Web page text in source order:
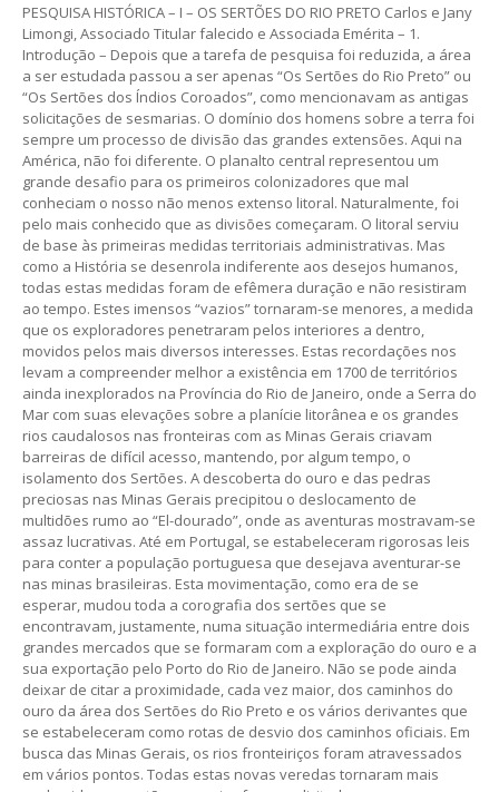
PESQUISA HISTÓRICA – I – OS SERTÕES DO RIO PRETO Carlos e Jany
Limongi, Associado Titular falecido e Associada Emérita – 1.
Introdução – Depois que a tarefa de pesquisa foi reduzida, a área
a ser estudada passou a ser apenas “Os Sertões do Rio Preto” ou
“Os Sertões dos Índios Coroados”, como mencionavam as antigas
solicitações de sesmarias. O domínio dos homens sobre a terra foi
sempre um processo de divisão das grandes extensões. Aqui na
América, não foi diferente. O planalto central representou um
grande desafio para os primeiros colonizadores que mal
conheciam o nosso não menos extenso litoral. Naturalmente, foi
pelo mais conhecido que as divisões começaram. O litoral serviu
de base às primeiras medidas territoriais administrativas. Mas
como a História se desenrola indiferente aos desejos humanos,
todas estas medidas foram de efêmera duração e não resistiram
ao tempo. Estes imensos “vazios” tornaram-se menores, a medida
que os exploradores penetraram pelos interiores a dentro,
movidos pelos mais diversos interesses. Estas recordações nos
levam a compreender melhor a existência em 1700 de territórios
ainda inexplorados na Província do Rio de Janeiro, onde a Serra do
Mar com suas elevações sobre a planície litorânea e os grandes
rios caudalosos nas fronteiras com as Minas Gerais criavam
barreiras de difícil acesso, mantendo, por algum tempo, o
isolamento dos Sertões. A descoberta do ouro e das pedras
preciosas nas Minas Gerais precipitou o deslocamento de
multidões rumo ao “El-dourado”, onde as aventuras mostravam-se
assaz lucrativas. Até em Portugal, se estabeleceram rigorosas leis
para conter a população portuguesa que desejava aventurar-se
nas minas brasileiras. Esta movimentação, como era de se
esperar, mudou toda a corografia dos sertões que se
encontravam, justamente, numa situação intermediária entre dois
grandes mercados que se formaram com a exploração do ouro e a
sua exportação pelo Porto do Rio de Janeiro. Não se pode ainda
deixar de citar a proximidade, cada vez maior, dos caminhos do
ouro da área dos Sertões do Rio Preto e os vários derivantes que
se estabeleceram como rotas de desvio dos caminhos oficiais. Em
busca das Minas Gerais, os rios fronteiriços foram atravessados
em vários pontos. Todas estas novas veredas tornaram mais